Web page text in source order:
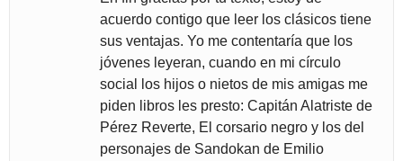
acuerdo contigo que leer los clásicos tiene
sus ventajas. Yo me contentaría que los
jóvenes leyeran, cuando en mi círculo
social los hijos o nietos de mis amigas me
piden libros les presto: Capitán Alatriste de
Pérez Reverte, El corsario negro y los del
personajes de Sandokan de Emilio